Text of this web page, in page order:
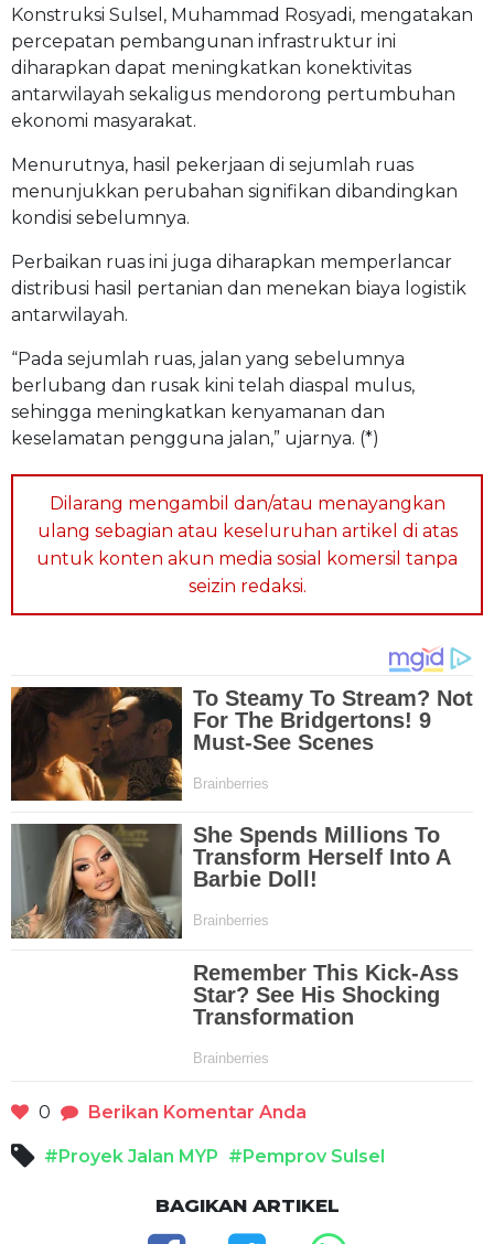
Konstruksi Sulsel, Muhammad Rosyadi, mengatakan
percepatan pembangunan infrastruktur ini
diharapkan dapat meningkatkan konektivitas
antarwilayah sekaligus mendorong pertumbuhan
ekonomi masyarakat.
Menurutnya, hasil pekerjaan di sejumlah ruas
menunjukkan perubahan signifikan dibandingkan
kondisi sebelumnya.
Perbaikan ruas ini juga diharapkan memperlancar
distribusi hasil pertanian dan menekan biaya logistik
antarwilayah.
“Pada sejumlah ruas, jalan yang sebelumnya
berlubang dan rusak kini telah diaspal mulus,
sehingga meningkatkan kenyamanan dan
keselamatan pengguna jalan,” ujarnya. (*)
Dilarang mengambil dan/atau menayangkan
ulang sebagian atau keseluruhan artikel di atas
untuk konten akun media sosial komersil tanpa
seizin redaksi.
0 Berikan Komentar Anda
#Proyek Jalan MYP #Pemprov Sulsel
BAGIKAN ARTIKEL